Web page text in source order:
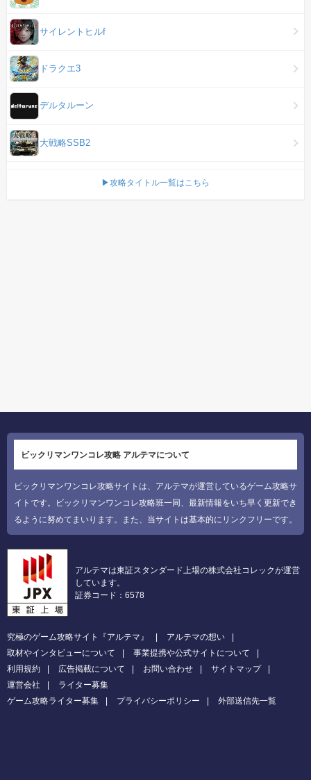
サイレントヒルf
ドラクエ3
デルタルーン
大戦略SSB2
▶攻略タイトル一覧はこちら
ビックリマンワンコレ攻略 アルテマについて
ビックリマンワンコレ攻略サイトは、アルテマが運営しているゲーム攻略サ
イトです。ビックリマンワンコレ攻略班一同、最新情報をいち早く更新でき
るように努めてまいります。また、当サイトは基本的にリンクフリーです。
アルテマは東証スタンダード上場の株式会社コレックが運営
しています。
証券コード：6578
究極のゲーム攻略サイト『アルテマ』
アルテマの想い
取材やインタビューについて
事業提携や公式サイトについて
利用規約
広告掲載について お問い合わせ
サイトマップ
運営会社
ライター募集
ゲーム攻略ライター募集
プライバシーポリシー 外部送信先一覧